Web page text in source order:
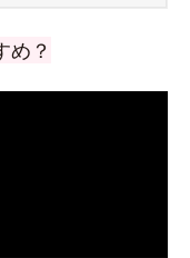
め？